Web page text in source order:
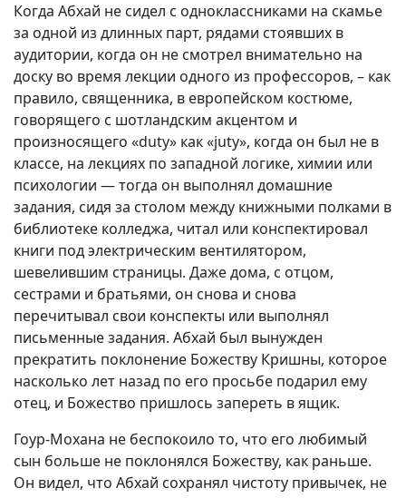
Когда Абхай не сидел с одноклассниками на скамье
за одной из длинных парт, рядами стоявших в
аудитории, когда он не смотрел внимательно на
доску во время лекции одного из профессоров, – как
правило, священника, в европейском костюме,
говорящего с шотландским акцентом и
произносящего «duty» как «juty», когда он был не в
классе, на лекциях по западной логике, химии или
психологии — тогда он выполнял домашние
задания, сидя за столом между книжными полками в
библиотеке колледжа, читал или конспектировал
книги под электрическим вентилятором,
шевелившим страницы. Даже дома, с отцом,
сестрами и братьями, он снова и снова
перечитывал свои конспекты или выполнял
письменные задания. Абхай был вынужден
прекратить поклонение Божеству Кришны, которое
насколько лет назад по его просьбе подарил ему
отец, и Божество пришлось запереть в ящик.
Гоур-Мохана не беспокоило то, что его любимый
сын больше не поклонялся Божеству, как раньше.
Он видел, что Абхай сохранял чистоту привычек, не